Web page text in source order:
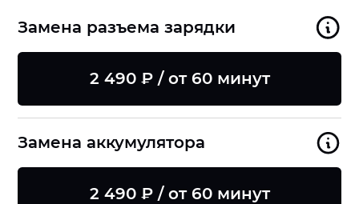
Замена разъема зарядки
2 490 ₽ / от 60 минут
Замена аккумулятора
2 490 ₽ / от 60 минут